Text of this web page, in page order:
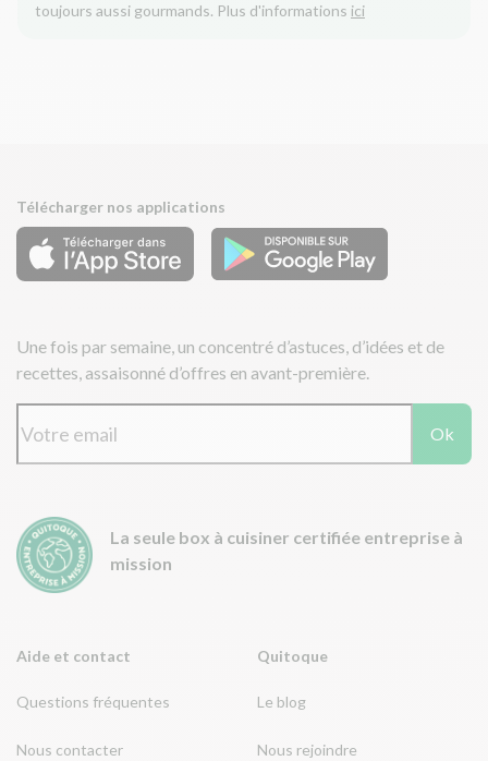
toujours aussi gourmands. Plus d'informations ici
Aide et contact
Questions fréquentes
Nous contacter
Quitoque
Le blog
Nous rejoindre
Télécharger nos applications
Une fois par semaine, un concentré d’astuces, d’idées et de
recettes, assaisonné d’offres en avant-première.
Ok
La seule box à cuisiner certifiée entreprise à
mission